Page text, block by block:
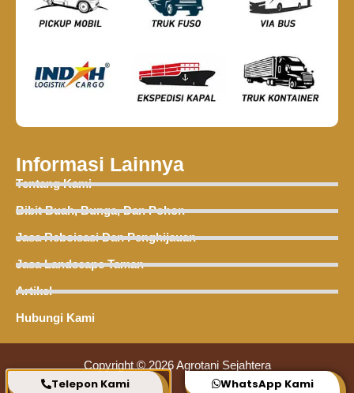
Informasi Lainnya
Tentang Kami
Bibit Buah, Bunga, Dan Pohon
Jasa Reboisasi Dan Penghijauan
Jasa Landscape Taman
Artikel
Hubungi Kami
Copyright © 2026 Agrotani Sejahtera
Telepon Kami WhatsApp Kami